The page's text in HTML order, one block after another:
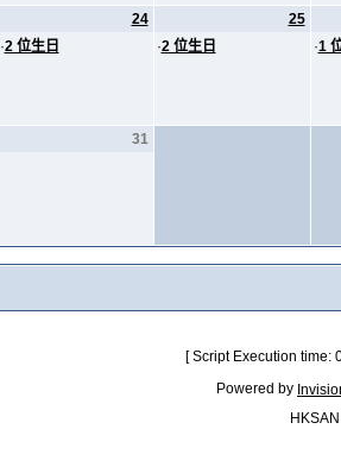
24
·2 位生日
25
·2 位生日 ·1
31
[ Script Execution
Powered by